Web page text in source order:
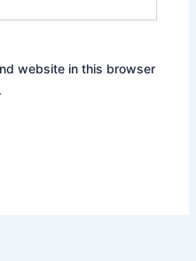
website in this browser